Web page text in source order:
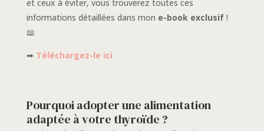
et ceux à éviter, vous trouverez toutes ces
informations détaillées dans mon e-book exclusif!
📖
➡ Téléchargez-le ici
Pourquoi adopter une alimentation
adaptée à votre thyroïde ?